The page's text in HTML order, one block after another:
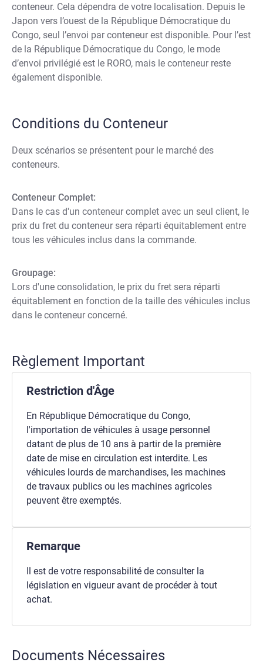
conteneur. Cela dépendra de votre localisation. Depuis le
Japon vers l’ouest de la République Démocratique du
Congo, seul l’envoi par conteneur est disponible. Pour l’est
de la République Démocratique du Congo, le mode
d’envoi privilégié est le RORO, mais le conteneur reste
également disponible.
Conditions du Conteneur
Deux scénarios se présentent pour le marché des
conteneurs.
Conteneur Complet:
Dans le cas d'un conteneur complet avec un seul client, le
prix du fret du conteneur sera réparti équitablement entre
tous les véhicules inclus dans la commande.
Groupage:
Lors d'une consolidation, le prix du fret sera réparti
équitablement en fonction de la taille des véhicules inclus
dans le conteneur concerné.
Règlement Important
Restriction d'Âge
En République Démocratique du Congo,
l'importation de véhicules à usage personnel
datant de plus de 10 ans à partir de la première
date de mise en circulation est interdite. Les
véhicules lourds de marchandises, les machines
de travaux publics ou les machines agricoles
peuvent être exemptés.
Remarque
Il est de votre responsabilité de consulter la
législation en vigueur avant de procéder à tout
achat.
Documents Nécessaires